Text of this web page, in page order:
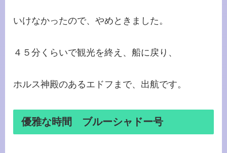
いけなかったので、やめときました。
４５分くらいで観光を終え、船に戻り、
ホルス神殿のあるエドフまで、出航です。
優雅な時間 ブルーシャドー号